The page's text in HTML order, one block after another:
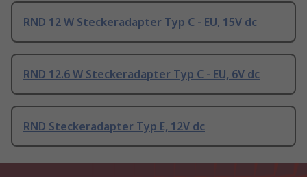
RND 12 W Steckeradapter Typ C - EU, 15V dc
RND 12.6 W Steckeradapter Typ C - EU, 6V dc
RND Steckeradapter Typ E, 12V dc